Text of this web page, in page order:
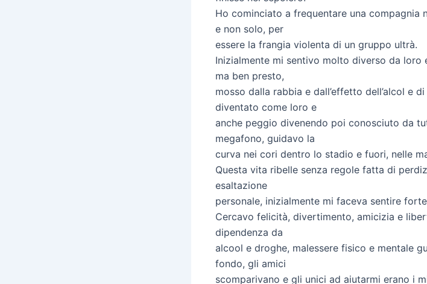
Ho cominciato a frequentare una compagnia
e non solo, per
essere la frangia violenta di un gruppo ultrà.
Inizialmente mi sentivo molto diverso da loro
ma ben presto,
mosso dalla rabbia e dall’effetto dell’alcol e
diventato come loro e
anche peggio divenendo poi conosciuto da
megafono, guidavo la
curva nei cori dentro lo stadio e fuori, nelle
Questa vita ribelle senza regole fatta di
esaltazione
personale, inizialmente mi faceva sentire
Cercavo felicità, divertimento, amicizia e
dipendenza da
alcool e droghe, malessere fisico e mentale
fondo, gli amici
scomparivano e gli unici ad aiutarmi erano i